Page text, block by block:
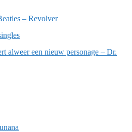
– Revolver
alweer een nieuw personage – Dr.